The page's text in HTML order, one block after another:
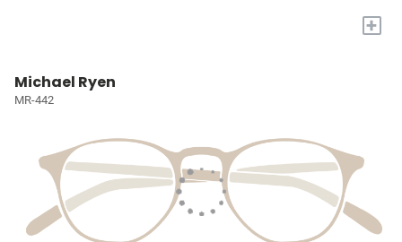
+
Michael Ryen
MR-442